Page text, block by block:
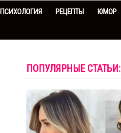
ПСИХОЛОГИЯ РЕЦЕПТЫ ЮМОР
ПОПУЛЯРНЫЕ СТАТЬИ: